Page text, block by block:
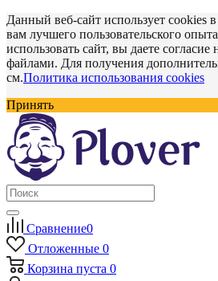
Данный веб-сайт использует cookies
вам лучшего пользовательского
использовать сайт, вы даете согласие
файлами. Для получения
см.Политика использования cookies
Принять
Сравнение0
Отложенные 0
Корзина пуста 0